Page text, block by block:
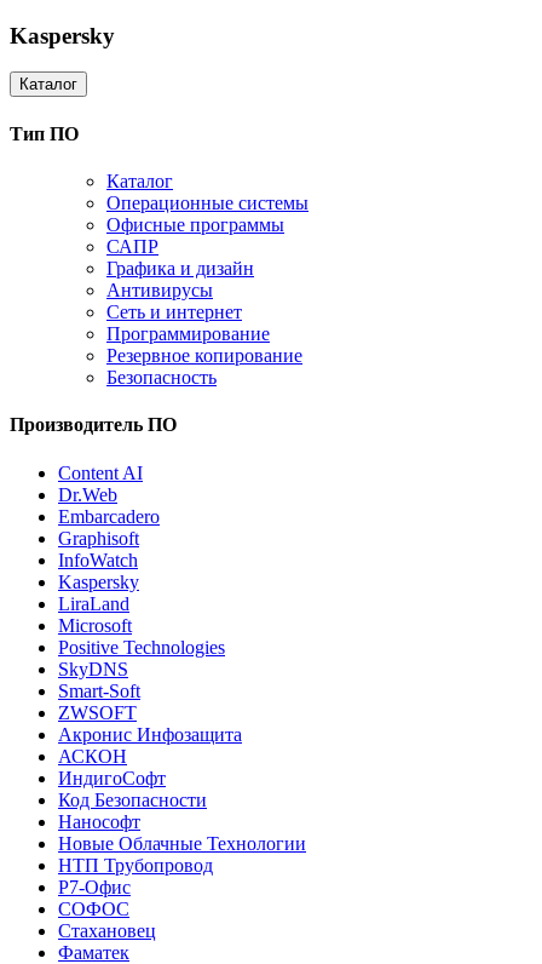
Kaspersky
Каталог
Тип ПО
Каталог
Операционные системы
Офисные программы
САПР
Графика и дизайн
Антивирусы
Сеть и интернет
Программирование
Резервное копирование
Безопасность
Производитель ПО
Content AI
Dr.Web
Embarcadero
Graphisoft
InfoWatch
Kaspersky
LiraLand
Microsoft
Positive Technologies
SkyDNS
Smart-Soft
ZWSOFT
Акронис Инфозащита
АСКОН
ИндигоСофт
Код Безопасности
Нанософт
Новые Облачные Технологии
НТП Трубопровод
Р7-Офис
СОФОС
Стахановец
Фаматек